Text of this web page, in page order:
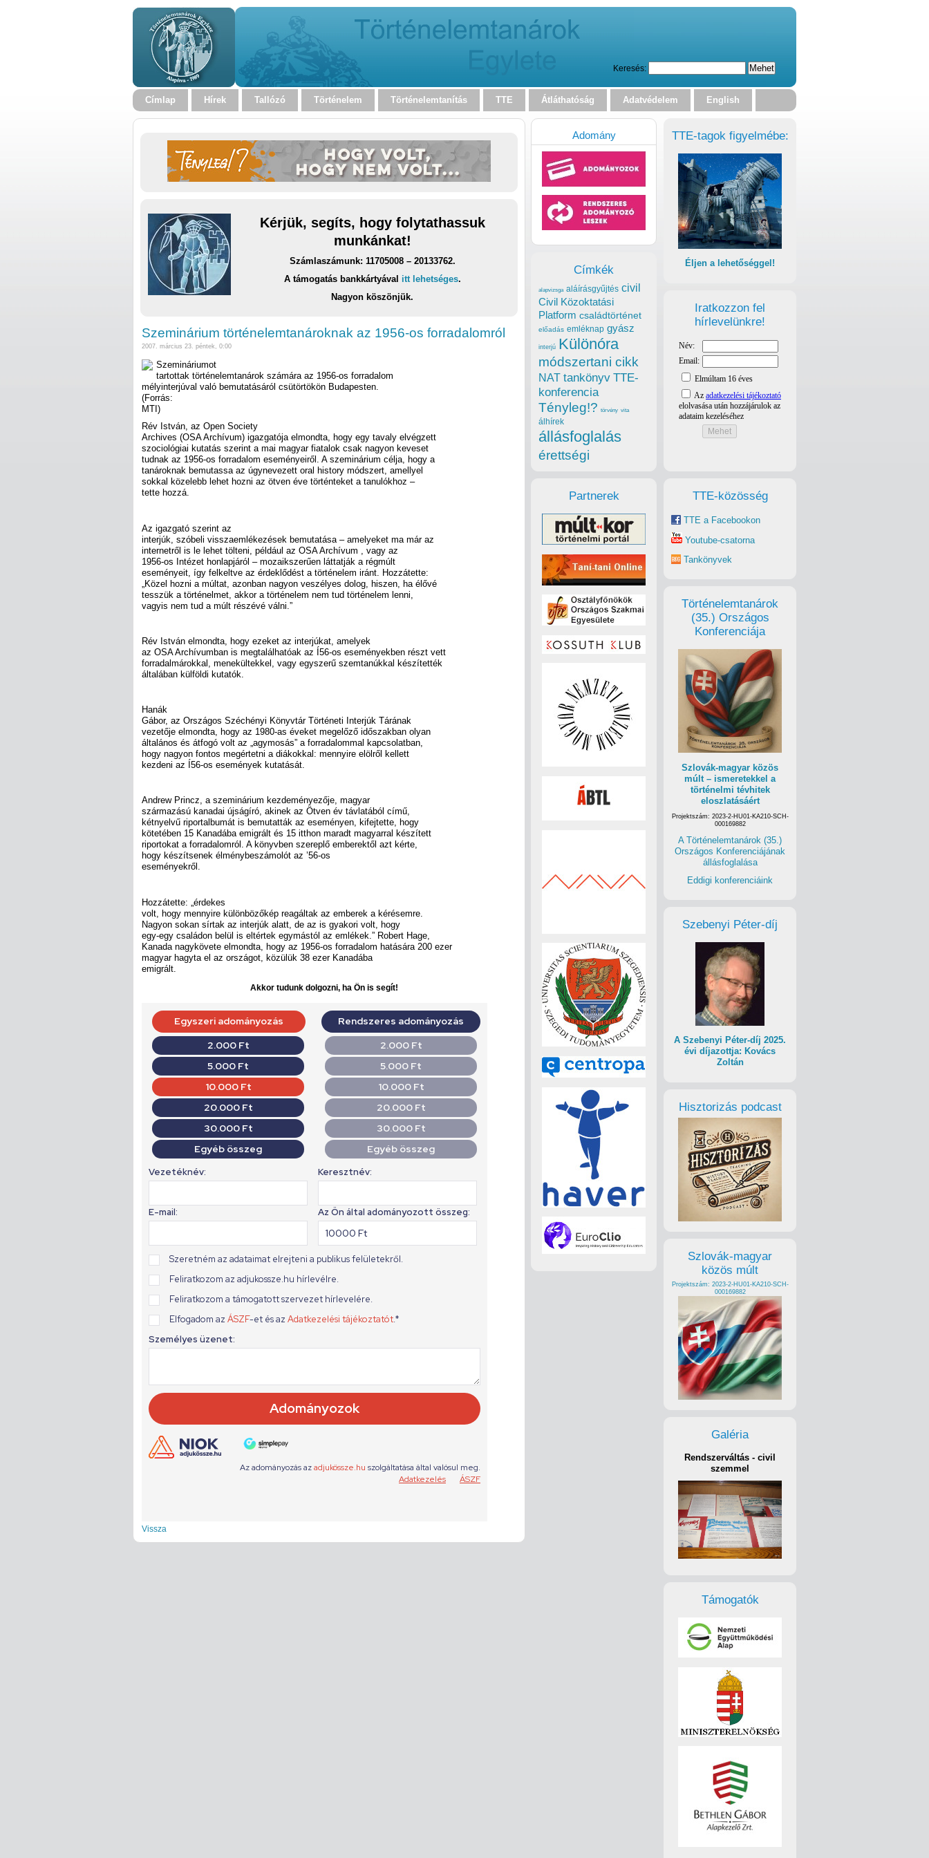
Keresés:
Címlap Hírek Tallózó Történelem Történelemtanítás TTE Átláthatóság Adatvédelem English
Kérjük, segíts, hogy folytathassuk
munkánkat!
Számlaszámunk: 11705008 – 20133762.
A támogatás bankkártyával itt lehetséges.
Nagyon köszönjük.
Szeminárium történelemtanároknak az 1956-os forradalomról
2007. március 23. péntek, 0:00
Szemináriumot
tartottak történelemtanárok számára az 1956-os forradalom
mélyinterjúval való bemutatásáról csütörtökön Budapesten.
(Forrás:
MTI)
Rév István, az Open Society
Archives (OSA Archívum) igazgatója elmondta, hogy egy tavaly elvégzett
szociológiai kutatás szerint a mai magyar fiatalok csak nagyon keveset
tudnak az 1956-os forradalom eseményeiről. A szeminárium célja, hogy a
tanároknak bemutassa az úgynevezett oral history módszert, amellyel
sokkal közelebb lehet hozni az ötven éve történteket a tanulókhoz –
tette hozzá.
Az igazgató szerint az
interjúk, szóbeli visszaemlékezések bemutatása – amelyeket ma már az
internetről is le lehet tölteni, például az OSA Archívum , vagy az
1956-os Intézet honlapjáról – mozaikszerűen láttatják a régmúlt
eseményeit, így felkeltve az érdeklődést a történelem iránt. Hozzátette:
„Közel hozni a múltat, azonban nagyon veszélyes dolog, hiszen, ha élővé
tesszük a történelmet, akkor a történelem nem tud történelem lenni,
vagyis nem tud a múlt részévé válni.”
Rév István elmondta, hogy ezeket az interjúkat, amelyek
az OSA Archívumban is megtalálhatóak az Í56-os eseményekben részt vett
forradalmárokkal, menekültekkel, vagy egyszerű szemtanúkkal készítették
általában külföldi kutatók.
Hanák
Gábor, az Országos Széchényi Könyvtár Történeti Interjúk Tárának
vezetője elmondta, hogy az 1980-as éveket megelőző időszakban olyan
általános és átfogó volt az „agymosás” a forradalommal kapcsolatban,
hogy nagyon fontos megértetni a diákokkal: mennyire elölről kellett
kezdeni az Í56-os események kutatását.
Andrew Princz, a szeminárium kezdeményezője, magyar
származású kanadai újságíró, akinek az Ötven év távlatából című,
kétnyelvű riportalbumát is bemutatták az eseményen, kifejtette, hogy
kötetében 15 Kanadába emigrált és 15 itthon maradt magyarral készített
riportokat a forradalomról. A könyvben szereplő emberektől azt kérte,
hogy készítsenek élménybeszámolót az ’56-os
eseményekről.
Hozzátette: „érdekes
volt, hogy mennyire különbözőkép reagáltak az emberek a kérésemre.
Nagyon sokan sírtak az interjúk alatt, de az is gyakori volt, hogy
egy-egy családon belül is eltértek egymástól az emlékek.” Robert Hage,
Kanada nagykövete elmondta, hogy az 1956-os forradalom hatására 200 ezer
magyar hagyta el az országot, közülük 38 ezer Kanadába
emigrált.
Akkor tudunk dolgozni, ha Ön is segít!
Vissza
TTE-tagok figyelmébe:
Éljen a lehetőséggel!
Iratkozzon fel
hírlevelünkre!
TTE-közösség
TTE a Facebookon
Youtube-csatorna
Tankönyvek
Történelemtanárok
(35.) Országos
Konferenciája
Szlovák-magyar közös
múlt – ismeretekkel a
történelmi tévhitek
eloszlatásáért
Projektszám: 2023-2-HU01-KA210-SCH-
000169882
A Történelemtanárok (35.)
Országos Konferenciájának
állásfoglalása
Eddigi konferenciáink
Szebenyi Péter-díj
A Szebenyi Péter-díj 2025.
évi díjazottja: Kovács
Zoltán
Hisztorizás podcast
Szlovák-magyar
közös múlt
Projektszám: 2023-2-HU01-KA210-SCH-
000169882
Galéria
Rendszerváltás - civil
szemmel
Támogatók
Adomány
Címkék
alapvizsga aláírásgyűjtés civil
Civil Közoktatási
Platform családtörténet
előadás emléknap gyász
interjú Különóra
módszertani cikk
NAT tankönyv TTE-
konferencia
Tényleg!? törvény vita
álhírek
állásfoglalás
érettségi
Partnerek